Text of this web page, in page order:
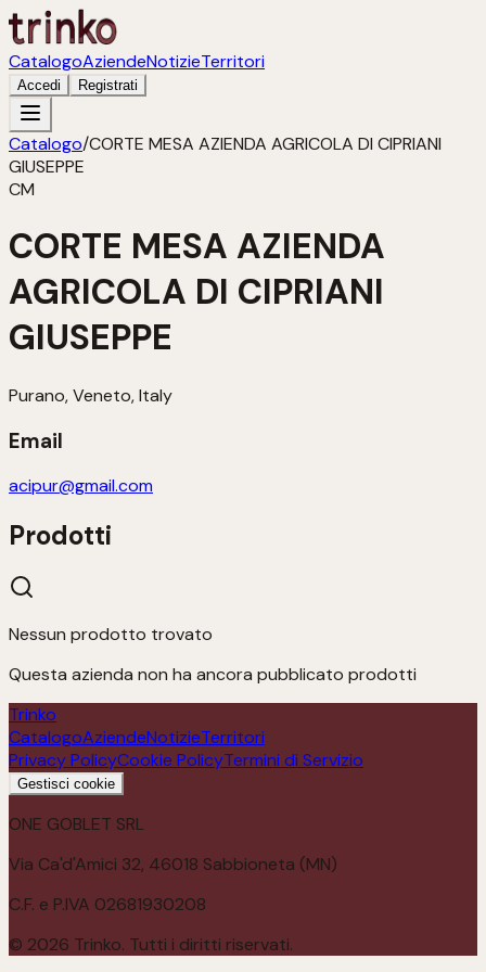
CatalogoAziendeNotizieTerritori
Accedi Registrati
Catalogo/CORTE MESA AZIENDA AGRICOLA DI CIPRIANI
GIUSEPPE
CM
CORTE MESA AZIENDA
AGRICOLA DI CIPRIANI
GIUSEPPE
Purano, Veneto, Italy
Email
acipur@gmail.com
Prodotti
Nessun prodotto trovato
Questa azienda non ha ancora pubblicato prodotti
Trinko
CatalogoAziendeNotizieTerritori
Privacy PolicyCookie PolicyTermini di Servizio
Gestisci cookie
ONE GOBLET SRL
Via Ca'd'Amici 32, 46018 Sabbioneta (MN)
C.F. e P.IVA 02681930208
© 2026 Trinko. Tutti i diritti riservati.